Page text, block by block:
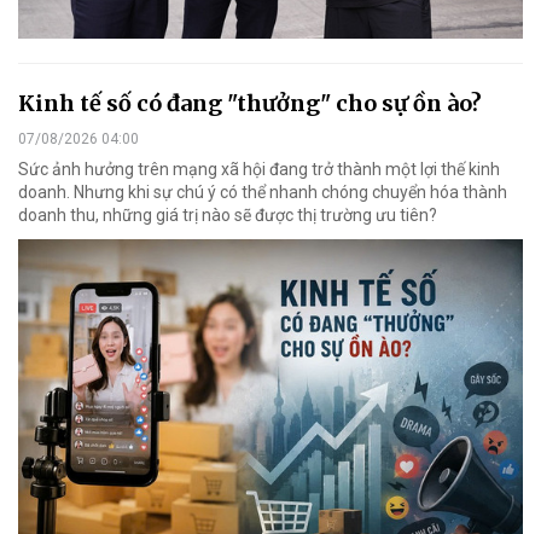
Kinh tế số có đang "thưởng" cho sự ồn ào?
07/08/2026 04:00
Sức ảnh hưởng trên mạng xã hội đang trở thành một lợi thế kinh
doanh. Nhưng khi sự chú ý có thể nhanh chóng chuyển hóa thành
doanh thu, những giá trị nào sẽ được thị trường ưu tiên?